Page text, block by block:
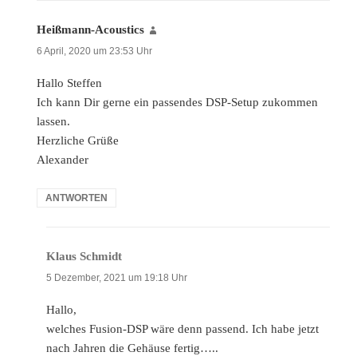
Heißmann-Acoustics
6 April, 2020 um 23:53 Uhr
Hallo Steffen
Ich kann Dir gerne ein passendes DSP-Setup zukommen
lassen.
Herzliche Grüße
Alexander
ANTWORTEN
Klaus Schmidt
5 Dezember, 2021 um 19:18 Uhr
Hallo,
welches Fusion-DSP wäre denn passend. Ich habe jetzt
nach Jahren die Gehäuse fertig…..